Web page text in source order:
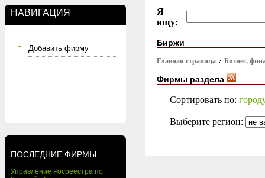
НАВИГАЦИЯ
Добавить фирму
ПОСЛЕДНИЕ ФИРМЫ
Управление Росреестра по
Я
ищу:
Биржи
Главная страница Бизнес,
Фирмы раздела
Сортировать по:
Выберите регион: